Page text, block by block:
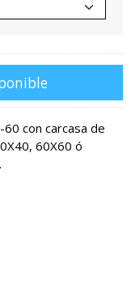
con carcasa de
60X60 ó